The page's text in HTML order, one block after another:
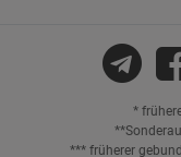
*
*** früherer